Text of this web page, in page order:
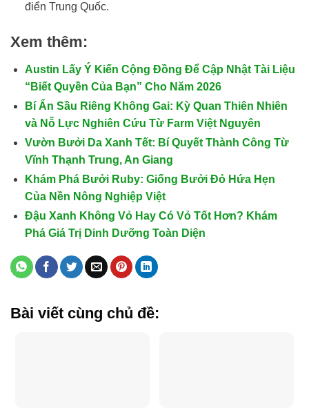
điển Trung Quốc.
Xem thêm:
Austin Lấy Ý Kiến Cộng Đồng Để Cập Nhật Tài Liệu
“Biết Quyền Của Bạn” Cho Năm 2026
Bí Ẩn Sầu Riêng Không Gai: Kỳ Quan Thiên Nhiên
và Nỗ Lực Nghiên Cứu Từ Farm Việt Nguyên
Vườn Bưởi Da Xanh Tết: Bí Quyết Thành Công Từ
Vĩnh Thạnh Trung, An Giang
Khám Phá Bưởi Ruby: Giống Bưởi Đỏ Hứa Hẹn
Của Nền Nông Nghiệp Việt
Đậu Xanh Không Vỏ Hay Có Vỏ Tốt Hơn? Khám
Phá Giá Trị Dinh Dưỡng Toàn Diện
Bài viết cùng chủ đề: